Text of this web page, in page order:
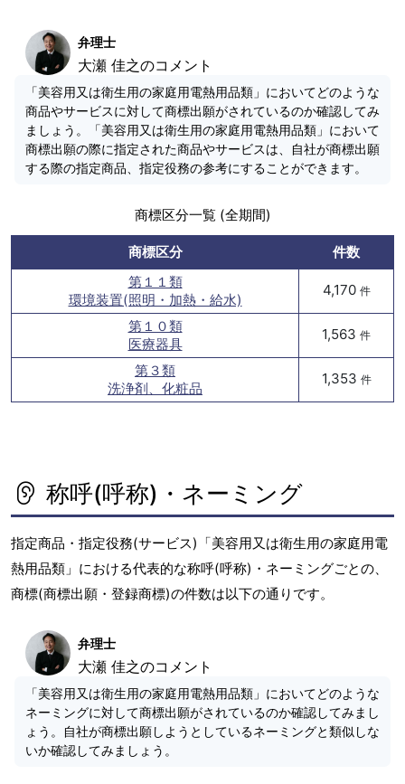
弁理士
大瀬 佳之のコメント
「美容用又は衛生用の家庭用電熱用品類」においてどのような
商品やサービスに対して商標出願がされているのか確認してみ
ましょう。「美容用又は衛生用の家庭用電熱用品類」において
商標出願の際に指定された商品やサービスは、自社が商標出願
する際の指定商品、指定役務の参考にすることができます。
商標区分一覧 (全期間)
商標区分
件数
第１１類
環境装置(照明・加熱・給水)
4,170 件
第１０類
医療器具
1,563 件
第３類
洗浄剤、化粧品
1,353 件
称呼(呼称)・ネーミング
指定商品・指定役務(サービス)「美容用又は衛生用の家庭用電
熱用品類」における代表的な称呼(呼称)・ネーミングごとの、
商標(商標出願・登録商標)の件数は以下の通りです。
弁理士
大瀬 佳之のコメント
「美容用又は衛生用の家庭用電熱用品類」においてどのような
ネーミングに対して商標出願がされているのか確認してみまし
ょう。自社が商標出願しようとしているネーミングと類似しな
いか確認してみましょう。